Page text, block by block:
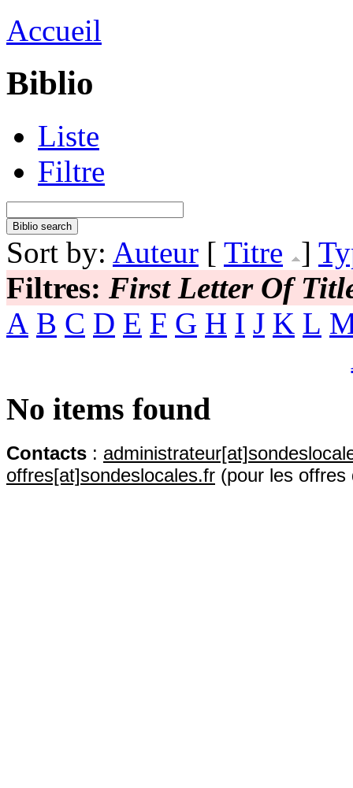
Accueil
Biblio
Liste
Filtre
Sort by: Auteur [ Titre ]
Filtres: First Letter Of
A B C D E F G H I J K L
No items found
Contacts :
offres[at]sondeslocales.fr (pour les offres